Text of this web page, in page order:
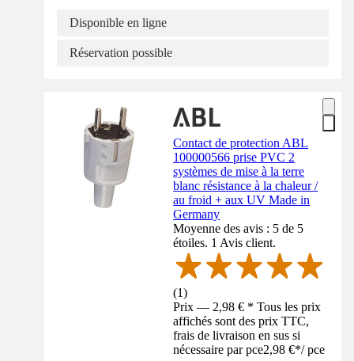
Disponible en ligne
Réservation possible
Contact de protection ABL
100000566 prise PVC 2
systèmes de mise à la terre
blanc résistance à la chaleur /
au froid + aux UV Made in
Germany
Moyenne des avis : 5 de 5
étoiles. 1 Avis client.
(1)
Prix — 2,98 € * Tous les prix
affichés sont des prix TTC,
frais de livraison en sus si
nécessaire par pce2,98 €*/ pce